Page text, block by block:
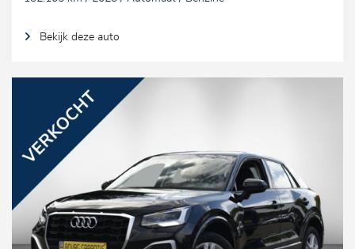
Bekijk deze auto